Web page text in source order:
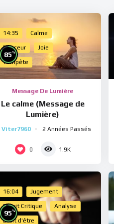
14:35 Calme
Douceur Joie
Tempête
85%
Message De Lumière
Le calme (Message de
Lumière)
Viter7960 2 Années Passés
0 1.9K
16:04 Jugement
Esprit Critique Analyse
Droit d'être
95%